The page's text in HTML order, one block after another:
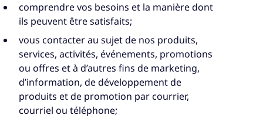
comprendre vos besoins et la manière dont
ils peuvent être satisfaits;
vous contacter au sujet de nos produits,
services, activités, événements, promotions
ou offres et à d’autres fins de marketing,
d’information, de développement de
produits et de promotion par courrier,
courriel ou téléphone;